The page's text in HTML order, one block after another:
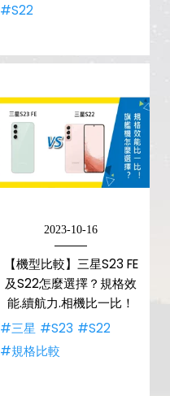
#S22
2023-10-16
【機型比較】三星S23 FE
及S22怎麼選擇？規格效
能.續航力.相機比一比！
#三星 #S23 #S22
#規格比較